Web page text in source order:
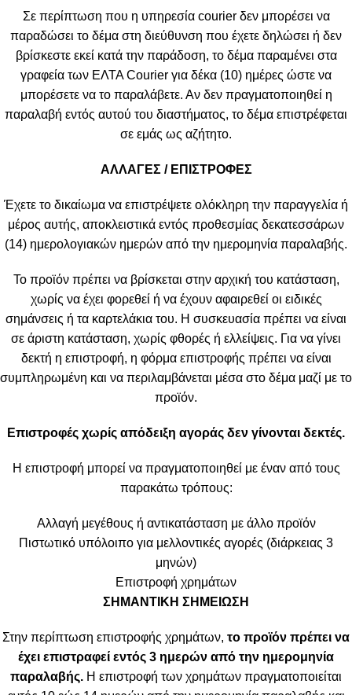
Σε περίπτωση που η υπηρεσία courier δεν μπορέσει να
παραδώσει το δέμα στη διεύθυνση που έχετε δηλώσει ή δεν
βρίσκεστε εκεί κατά την παράδοση, το δέμα παραμένει στα
γραφεία των ΕΛΤΑ Courier για δέκα (10) ημέρες ώστε να
μπορέσετε να το παραλάβετε. Αν δεν πραγματοποιηθεί η
παραλαβή εντός αυτού του διαστήματος, το δέμα επιστρέφεται
σε εμάς ως αζήτητο.
ΑΛΛΑΓΕΣ / ΕΠΙΣΤΡΟΦΕΣ
Έχετε το δικαίωμα να επιστρέψετε ολόκληρη την παραγγελία ή
μέρος αυτής, αποκλειστικά εντός προθεσμίας δεκατεσσάρων
(14) ημερολογιακών ημερών από την ημερομηνία παραλαβής.
Το προϊόν πρέπει να βρίσκεται στην αρχική του κατάσταση,
χωρίς να έχει φορεθεί ή να έχουν αφαιρεθεί οι ειδικές
σημάνσεις ή τα καρτελάκια του. Η συσκευασία πρέπει να είναι
σε άριστη κατάσταση, χωρίς φθορές ή ελλείψεις. Για να γίνει
δεκτή η επιστροφή, η φόρμα επιστροφής πρέπει να είναι
συμπληρωμένη και να περιλαμβάνεται μέσα στο δέμα μαζί με το
προϊόν.
Επιστροφές χωρίς απόδειξη αγοράς δεν γίνονται δεκτές.
Η επιστροφή μπορεί να πραγματοποιηθεί με έναν από τους
παρακάτω τρόπους:
Αλλαγή μεγέθους ή αντικατάσταση με άλλο προϊόν
Πιστωτικό υπόλοιπο για μελλοντικές αγορές (διάρκειας 3
μηνών)
Επιστροφή χρημάτων
ΣΗΜΑΝΤΙΚΗ ΣΗΜΕΙΩΣΗ
Στην περίπτωση επιστροφής χρημάτων, το προϊόν πρέπει να
έχει επιστραφεί εντός 3 ημερών από την ημερομηνία
παραλαβής. Η επιστροφή των χρημάτων πραγματοποιείται